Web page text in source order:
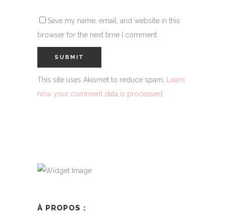
Save my name, email, and website in this
browser for the next time I comment.
This site uses Akismet to reduce spam.
Learn
how your comment data is processed.
À PROPOS :